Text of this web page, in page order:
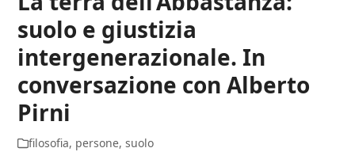
suolo e giustizia
intergenerazionale. In
conversazione con Alberto
Pirni
filosofia, persone,suolo